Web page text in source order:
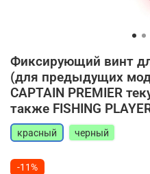
Фиксирующий винт
(для предыдущих
CAPTAIN PREMIER
также FISHING
красный черный
-11%